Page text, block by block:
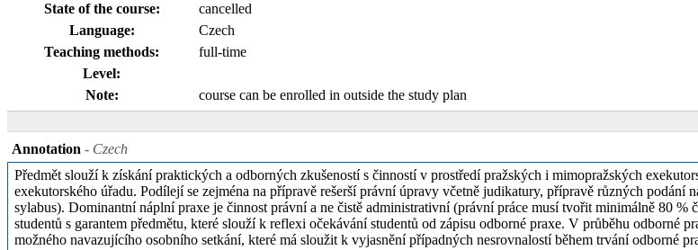
State of the course:
cancelled
Language:
Czech
Teaching methods:
full-time
Level:
Note:
course can be enrolled in outside the study plan
Annotation - Czech
Předmět slouží k získání praktických a odborných zkušeností s činností v prostředí pražských i mimopražských
exekutorského úřadu. Podílejí se zejména na přípravě rešerší právní úpravy včetně judikatury, přípravě různých
sylabus). Dominantní náplní praxe je činnost právní a ne čistě administrativní (právní práce musí tvořit minimálně 80 %
studentů s garantem předmětu, které slouží k reflexi očekávání studentů od zápisu odborné praxe. V průběhu odborné
možného navazujícího osobního setkání, které má sloužit k vyjasnění případných nesrovnalostí během trvání odborné